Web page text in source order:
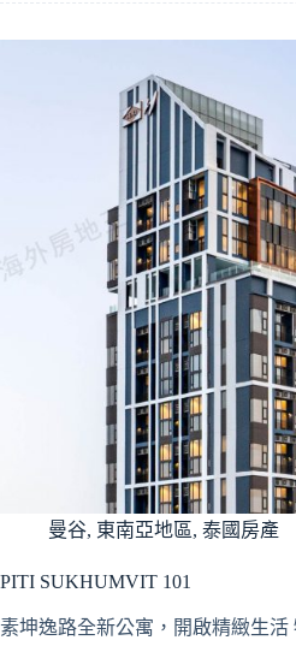
曼谷, 東南亞地區, 泰國房產
PITI SUKHUMVIT 101
素坤逸路全新公寓，開啟精緻生